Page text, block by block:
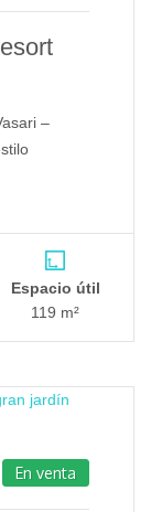
–
Espacio útil
119 m²
En venta